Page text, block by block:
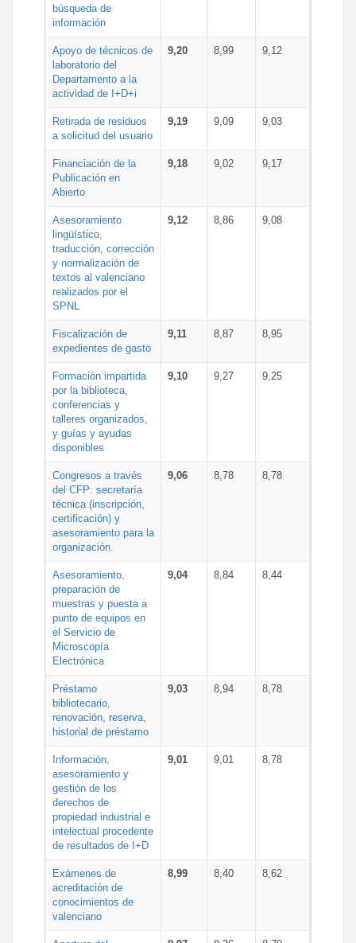
búsqueda de
información
Apoyo de técnicos de
laboratorio del
Departamento a la
actividad de I+D+i
9,20 8,99 9,12
Retirada de residuos
a solicitud del usuario
9,19 9,09 9,03
Financiación de la
Publicación en
Abierto
9,18 9,02 9,17
Asesoramiento
lingüístico,
traducción, corrección
y normalización de
textos al valenciano
realizados por el
SPNL
9,12 8,86 9,08
Fiscalización de
expedientes de gasto
9,11 8,87 8,95
Formación impartida
por la biblioteca,
conferencias y
talleres organizados,
y guías y ayudas
disponibles
9,10 9,27 9,25
Congresos a través
del CFP: secretaría
técnica (inscripción,
certificación) y
asesoramiento para la
organización.
9,06 8,78 8,78
Asesoramiento,
preparación de
muestras y puesta a
punto de equipos en
el Servicio de
Microscopía
Electrónica
9,04 8,84 8,44
Préstamo
bibliotecario,
renovación, reserva,
historial de préstamo
9,03 8,94 8,78
Información,
asesoramiento y
gestión de los
derechos de
propiedad industrial e
intelectual procedente
de resultados de I+D
9,01 9,01 8,78
Exámenes de
acreditación de
conocimientos de
valenciano
8,99 8,40 8,62